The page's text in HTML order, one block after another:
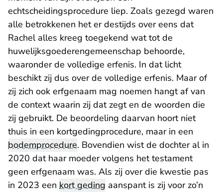
echtscheidingsprocedure liep. Zoals gezegd waren
alle betrokkenen het er destijds over eens dat
Rachel alles kreeg toegekend wat tot de
huwelijksgoederengemeenschap behoorde,
waaronder de volledige erfenis. In dat licht
beschikt zij dus over de volledige erfenis. Maar of
zij zich ook erfgenaam mag noemen hangt af van
de context waarin zij dat zegt en de woorden die
zij gebruikt. De beoordeling daarvan hoort niet
thuis in een kortgedingprocedure, maar in een
bodemprocedure. Bovendien wist de dochter al in
2020 dat haar moeder volgens het testament
geen erfgenaam was. Als zij over die kwestie pas
in 2023 een kort geding aanspant is zij voor zo’n